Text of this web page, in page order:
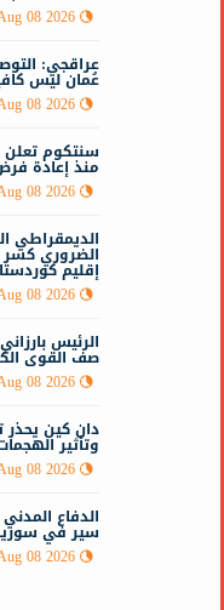
08 2026
عراقجي:
عُمان ليس
08 2026
سنتكوم
منذ إعادة
08 2026
الديمقراطي
الضروري
إقليم
08 2026
الرئيس
صف القوى
08 2026
دان كين يحذر
وتأثير
08 2026
سير في
08 2026